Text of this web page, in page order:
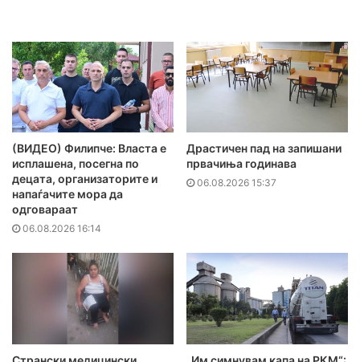
(ВИДЕО) Филипче: Власта е
исплашена, посегна по
децата, организаторите и
напаѓачите мора да
одговараат
06.08.2026 16:14
Драстичен пад на запишани
првачиња годинава
06.08.2026 15:37